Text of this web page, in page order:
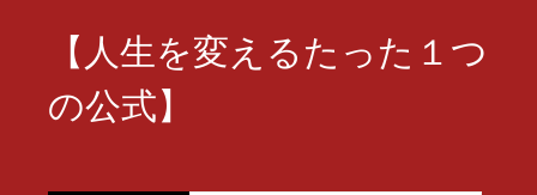
【人生を変えるたった１つ
の公式】